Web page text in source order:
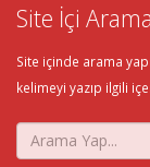
Site İçi Arama
Site içinde arama
kelimeyi yazıp ilgili